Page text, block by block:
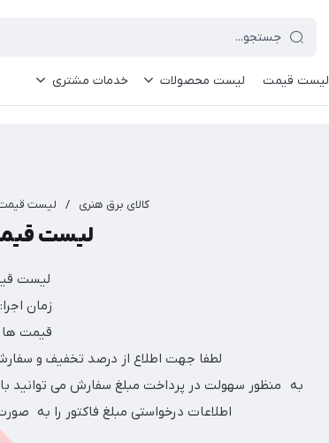
لیست قیمت لیست محصولات خدمات مشتری
کالای برق هنری / لیست
لیست
لیست
زمان اجرا:
قیمت ها
لطفا جهت اطلاع از درصد تخفیف و سفارش با شماره35148000 - 051
به منظور سهولت در پرداخت مبلغ سفارش می توانید
اطلاعات درخواستی مبلغ فاکتور را به